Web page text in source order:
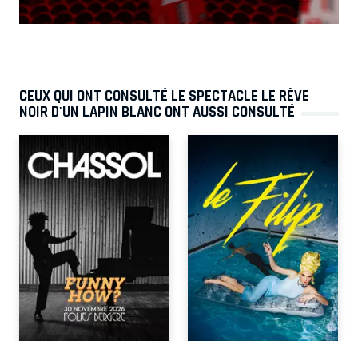
CEUX QUI ONT CONSULTÉ LE SPECTACLE LE RÊVE
NOIR D'UN LAPIN BLANC ONT AUSSI CONSULTÉ